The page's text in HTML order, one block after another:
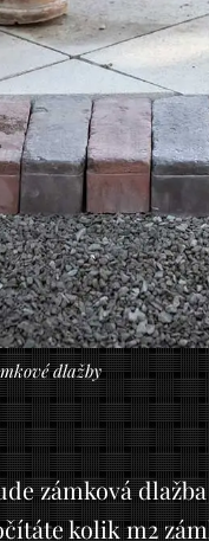
dlažby
zámková
kolik m2